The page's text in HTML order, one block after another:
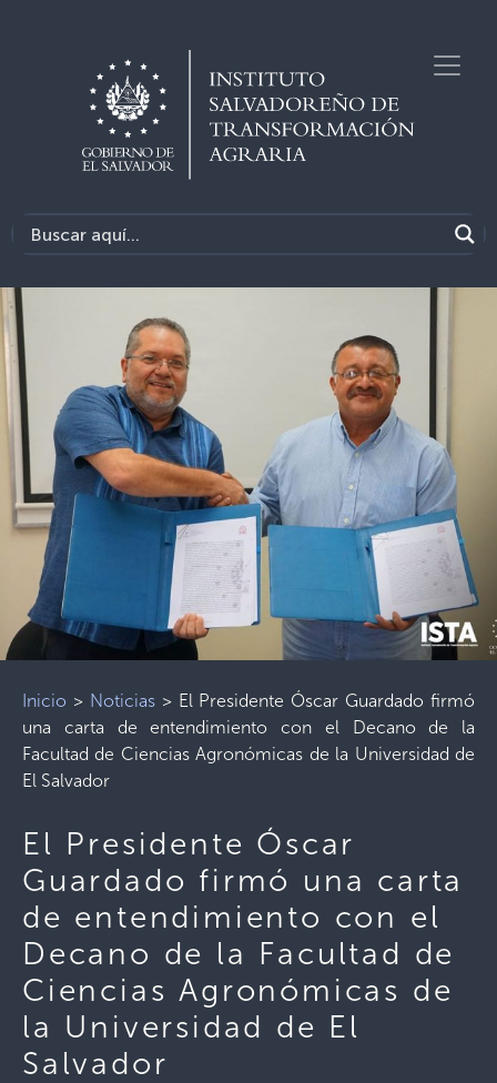
Inicio > Noticias> El Presidente Óscar Guardado firmó
una carta de entendimiento con el Decano de la
Facultad de Ciencias Agronómicas de la Universidad de
El Salvador
El Presidente Óscar
Guardado firmó una carta
de entendimiento con el
Decano de la Facultad de
Ciencias Agronómicas de
la Universidad de El
Salvador